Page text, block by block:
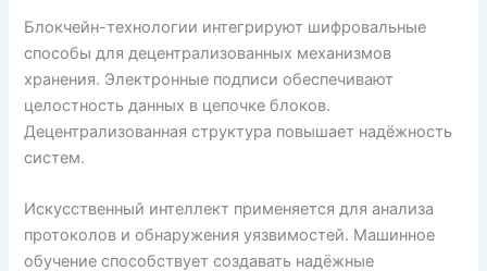
Блокчейн-технологии интегрируют шифровальные
способы для децентрализованных механизмов
хранения. Электронные подписи обеспечивают
целостность данных в цепочке блоков.
Децентрализованная структура повышает надёжность
систем.
Искусственный интеллект применяется для анализа
протоколов и обнаружения уязвимостей. Машинное
обучение способствует создавать надёжные